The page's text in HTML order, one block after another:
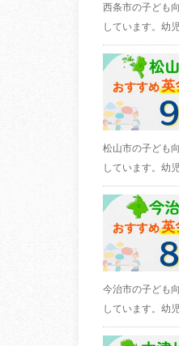
西条市の子ども
しています。幼
松山市の子ども
しています。幼
今治市の子ども
しています。幼